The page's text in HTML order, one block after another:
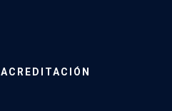
ACREDITACIÓN